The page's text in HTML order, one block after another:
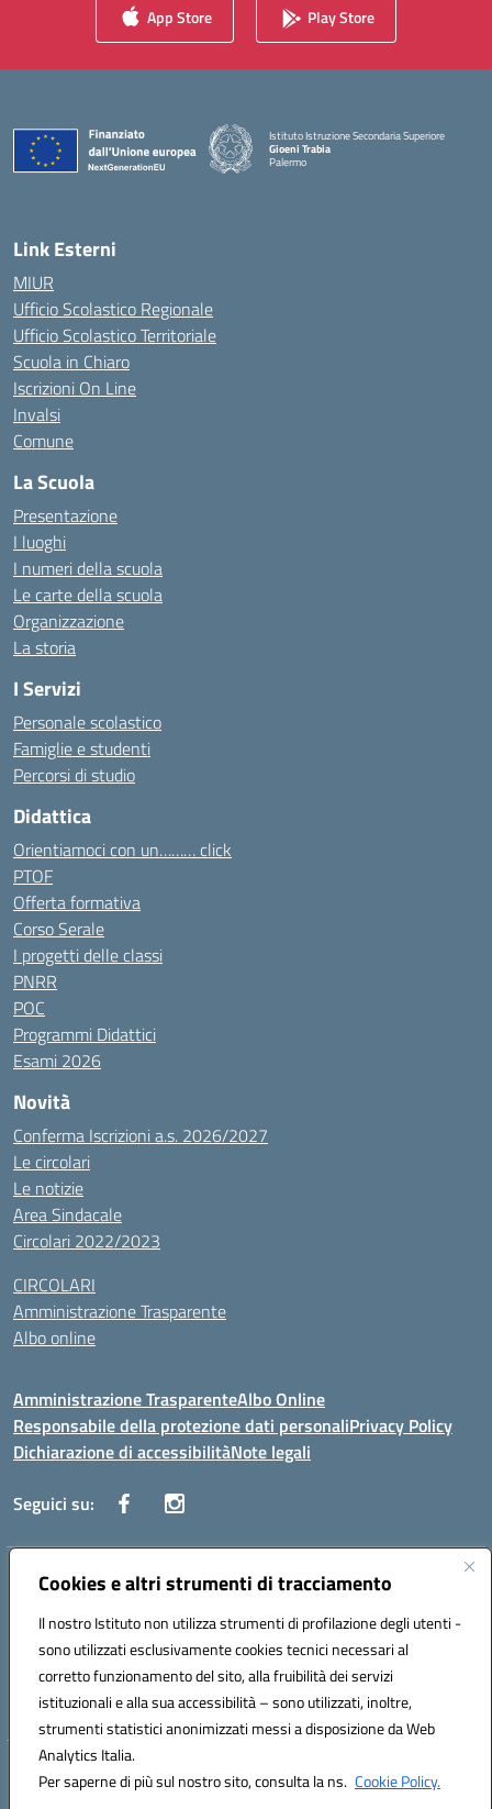
Cookies e altri strumenti di tracciamento
Il nostro Istituto non utilizza strumenti di profilazione degli utenti -
sono utilizzati esclusivamente cookies tecnici necessari al
corretto funzionamento del sito, alla fruibilità dei servizi
istituzionali e alla sua accessibilità – sono utilizzati, inoltre,
strumenti statistici anonimizzati messi a disposizione da Web
Analytics Italia.
Per saperne di più sul nostro sito, consulta la ns. Cookie Policy.
App Store Play Store
Istituto Istruzione Secondaria Superiore
Gioeni Trabia
Palermo
Link Esterni
MIUR
Ufficio Scolastico Regionale
Ufficio Scolastico Territoriale
Scuola in Chiaro
Iscrizioni On Line
Invalsi
Comune
La Scuola
Presentazione
I luoghi
I numeri della scuola
Le carte della scuola
Organizzazione
La storia
I Servizi
Personale scolastico
Famiglie e studenti
Percorsi di studio
Didattica
Orientiamoci con un……… click
PTOF
Offerta formativa
Corso Serale
I progetti delle classi
PNRR
POC
Programmi Didattici
Esami 2026
Novità
Conferma Iscrizioni a.s. 2026/2027
Le circolari
Le notizie
Area Sindacale
Circolari 2022/2023
CIRCOLARI
Amministrazione Trasparente
Albo online
Amministrazione TrasparenteAlbo Online
Responsabile della protezione dati personaliPrivacy Policy
Dichiarazione di accessibilitàNote legali
Seguici su:
Indirizzo:Corso Vittorio Emanuele, 27 90133 - Palermo
Posta elettronica certificata (PEC):pais03600r@pec.istruzione.it
Codice fiscale: 97308550827
Codice meccanografico: PAIS03600R
Hosting & Powered by 3D Solution S.r.l.
Concept & Design by Designers Italia